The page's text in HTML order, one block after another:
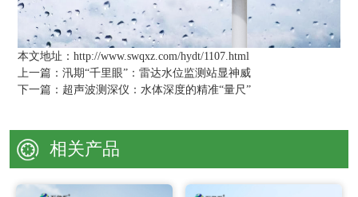
本文地址：http://www.swqxz.com/hydt/1107.html
上一篇： 汛期“千里眼”：雷达水位监测站显神威
下一篇： 超声波测深仪：水体深度的精准“量尺”
相关产品